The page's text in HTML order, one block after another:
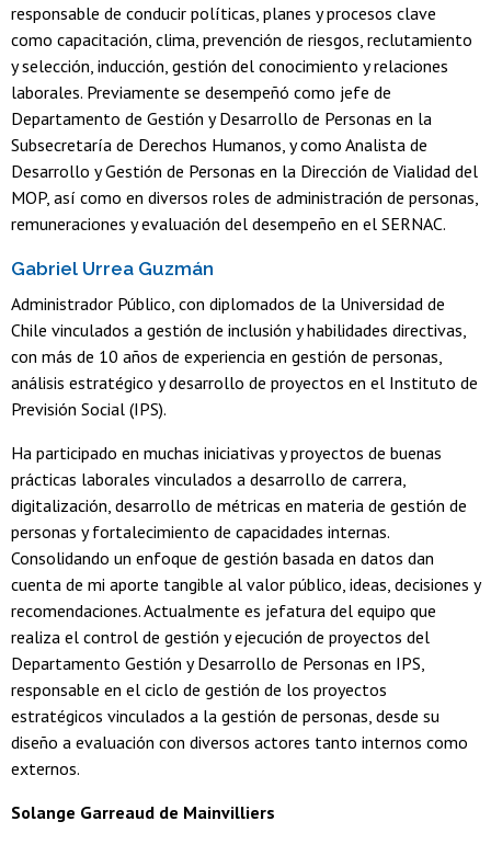
responsable de conducir políticas, planes y procesos clave
como capacitación, clima, prevención de riesgos, reclutamiento
y selección, inducción, gestión del conocimiento y relaciones
laborales. Previamente se desempeñó como jefe de
Departamento de Gestión y Desarrollo de Personas en la
Subsecretaría de Derechos Humanos, y como Analista de
Desarrollo y Gestión de Personas en la Dirección de Vialidad del
MOP, así como en diversos roles de administración de personas,
remuneraciones y evaluación del desempeño en el SERNAC.
Gabriel Urrea Guzmán
Administrador Público, con diplomados de la Universidad de
Chile vinculados a gestión de inclusión y habilidades directivas,
con más de 10 años de experiencia en gestión de personas,
análisis estratégico y desarrollo de proyectos en el Instituto de
Previsión Social (IPS).
Ha participado en muchas iniciativas y proyectos de buenas
prácticas laborales vinculados a desarrollo de carrera,
digitalización, desarrollo de métricas en materia de gestión de
personas y fortalecimiento de capacidades internas.
Consolidando un enfoque de gestión basada en datos dan
cuenta de mi aporte tangible al valor público, ideas, decisiones y
recomendaciones. Actualmente es jefatura del equipo que
realiza el control de gestión y ejecución de proyectos del
Departamento Gestión y Desarrollo de Personas en IPS,
responsable en el ciclo de gestión de los proyectos
estratégicos vinculados a la gestión de personas, desde su
diseño a evaluación con diversos actores tanto internos como
externos.
Solange Garreaud de Mainvilliers